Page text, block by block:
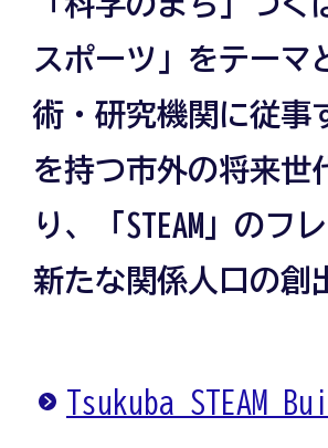
スポーツ」をテーマ
術・研究機関に従事
を持つ市外の将来世
り、「STEAM」の
新たな関係人口の創
Tsukuba STEAM